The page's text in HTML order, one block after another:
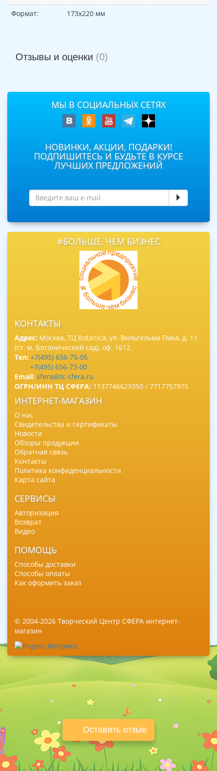
Формат:
173х220 мм
Отзывы и оценки (0)
Оставить отзыв
МЫ В СОЦИАЛЬНЫХ СЕТЯХ
НОВИНКИ, АКЦИИ, ПОДАРКИ!
ПОДПИШИТЕСЬ И БУДЬТЕ В КУРСЕ
ЛУЧШИХ ПРЕДЛОЖЕНИЙ
#БОЛЬШЕ, ЧЕМ БИЗНЕС
КОНТАКТЫ
Адрес: Москва, ТЦ Botanica, ул. Вильгельма Пика, д. 11
(ст. м. Ботанический сад), оф. 1612.
Тел: +7(495) 656-75-05
+7(495) 656-73-00
Email: sfera@tc-sfera.ru
ОГРН/ИНН ТЦ СФЕРА: 1137746629350 / 7717757975
ИНТЕРНЕТ-МАГАЗИН
О нас
Свидетельства и сертификаты
Новости
Обзоры продукции
Обратная связь
Контакты
Политика конфиденциальности
Карта сайта
СЕРВИСЫ
Авторизация
Возврат
Видео
ПОМОЩЬ
Способы доставки
Способы оплаты
Как оформить заказ
© 2004-2026 Творческий Центр СФЕРА интернет-
магазин